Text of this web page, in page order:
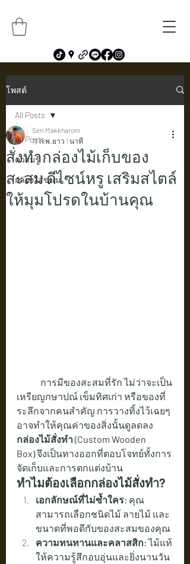
โพสต์
All Posts
ความรู้
กล่องใส่ขนม
All Posts
สั่งทำกล่องไม้เก็บของ
สะสม ดีไซน์หรู เสริมสไตล์
ให้มุมโปรดในบ้านคุณ
Seri Makkharom
13 ก.พ. ยาว 1 นาที
เหรียญกษาปณ์ เข็มทิศเก่า หรือของที่
ระลึกจากคนสำคัญ การวางทิ้งไว้เฉยๆ
อาจทำให้คุณค่าของสิ่งนั้นดูลดลง
กล่องไม้สั่งทำ (Custom Wooden
Box) จึงเป็นทางออกที่ตอบโจทย์ทั้งการ
จัดเก็บและการตกแต่งบ้าน
ทำไมต้องเลือกกล่องไม้สั่งทำ?
เอกลักษณ์ที่ไม่ซ้ำใคร: คุณ
สามารถเลือกชนิดไม้ ลายไม้ และ
ขนาดที่พอดีกับของสะสมของคุณ
ความทนทานและคลาสสิก: ไม้แท้
ให้ความรู้สึกอบอุ่นและยิ่งนานวัน